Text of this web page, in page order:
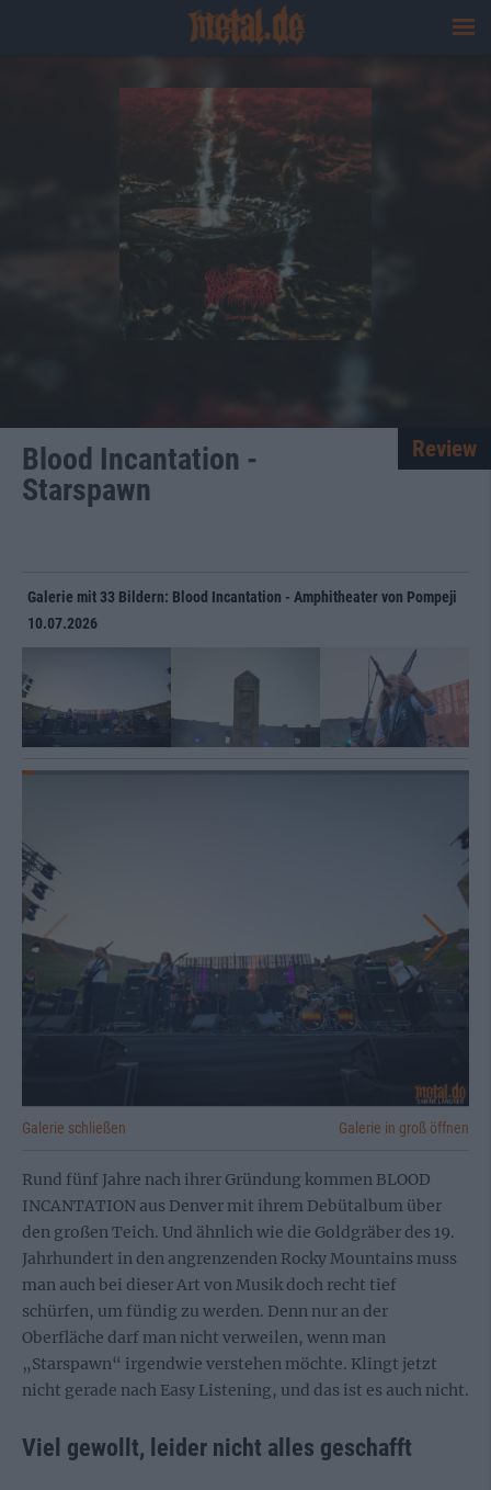
Blood Incantation -
Starspawn
Review
Galerie mit 33 Bildern: Blood Incantation - Amphitheater von Pompeji
10.07.2026
Galerie schließen Galerie in groß öffnen
Rund fünf Jahre nach ihrer Gründung kommen BLOOD
INCANTATION aus Denver mit ihrem Debütalbum über
den großen Teich. Und ähnlich wie die Goldgräber des 19.
Jahrhundert in den angrenzenden Rocky Mountains muss
man auch bei dieser Art von Musik doch recht tief
schürfen, um fündig zu werden. Denn nur an der
Oberfläche darf man nicht verweilen, wenn man
„Starspawn“ irgendwie verstehen möchte. Klingt jetzt
nicht gerade nach Easy Listening, und das ist es auch nicht.
Viel gewollt, leider nicht alles geschafft